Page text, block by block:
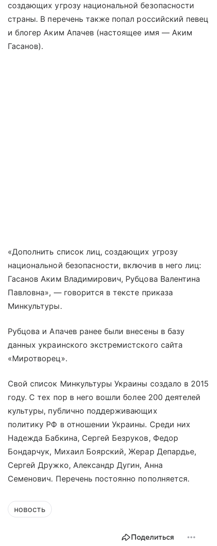
создающих угрозу национальной безопасности
страны. В перечень также попал российский певец
и блогер Аким Апачев (настоящее имя — Аким
Гасанов).
«Дополнить список лиц, создающих угрозу
национальной безопасности, включив в него лиц:
Гасанов Аким Владимирович, Рубцова Валентина
Павловна», — говорится в тексте приказа
Минкультуры.
Рубцова и Апачев ранее были внесены в базу
данных украинского экстремистского сайта
«Миротворец».
Свой список Минкультуры Украины создало в 2015
году. С тех пор в него вошли более 200 деятелей
культуры, публично поддерживающих
политику РФ в отношении Украины. Среди них
Надежда Бабкина, Сергей Безруков, Федор
Бондарчук, Михаил Боярский, Жерар Депардье,
Сергей Дружко, Александр Дугин, Анна
Семенович. Перечень постоянно пополняется.
новость
Поделиться